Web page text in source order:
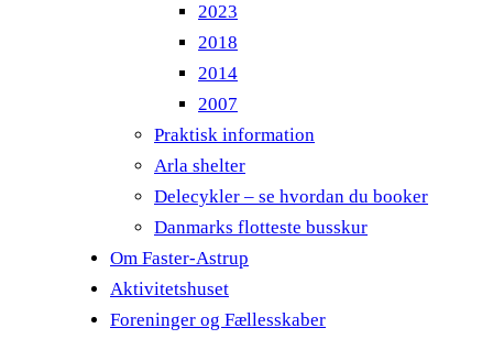
2023
2018
2014
2007
Praktisk information
Arla shelter
Delecykler – se hvordan du booker
Danmarks flotteste busskur
Om Faster-Astrup
Aktivitetshuset
Foreninger og Fællesskaber